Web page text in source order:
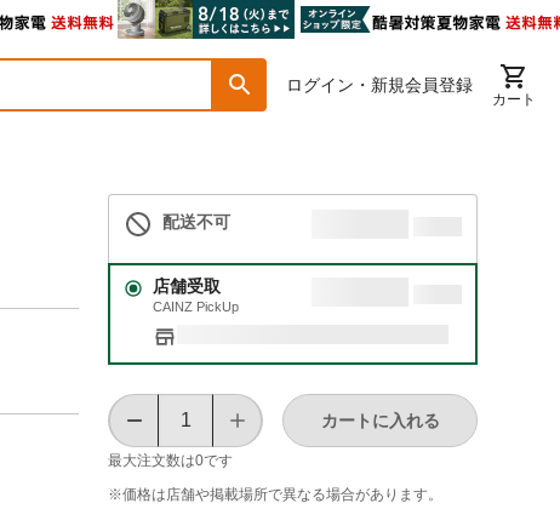
ログイン・新規会員登録
カート
配送不可
店舗受取
CAINZ PickUp
最大注文数は0です
カートに入れる
※価格は​店舗や​掲載場所で​異なる​場合が​あります。